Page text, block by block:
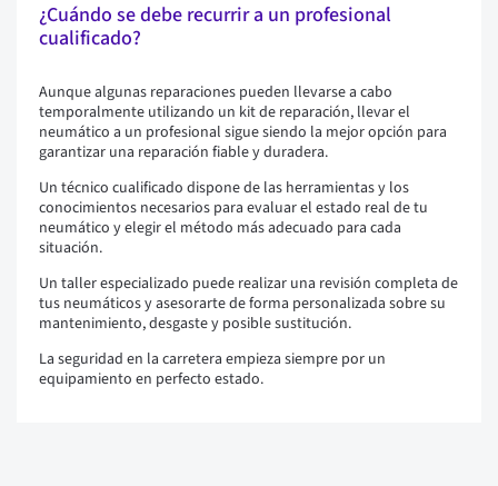
¿Cuándo se debe recurrir a un profesional
cualificado?
Aunque algunas reparaciones pueden llevarse a cabo
temporalmente utilizando un kit de reparación, llevar el
neumático a un profesional sigue siendo la mejor opción para
garantizar una reparación fiable y duradera.
Un técnico cualificado dispone de las herramientas y los
conocimientos necesarios para evaluar el estado real de tu
neumático y elegir el método más adecuado para cada
situación.
Un taller especializado puede realizar una revisión completa de
tus neumáticos y asesorarte de forma personalizada sobre su
mantenimiento, desgaste y posible sustitución.
La seguridad en la carretera empieza siempre por un
equipamiento en perfecto estado.